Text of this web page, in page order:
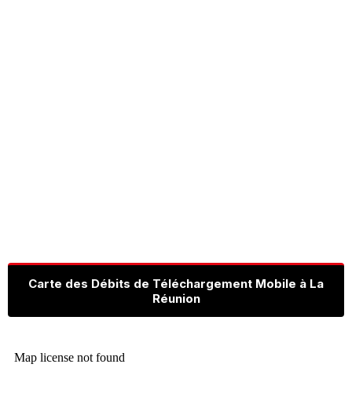
Carte des Débits de Téléchargement Mobile à La
Réunion